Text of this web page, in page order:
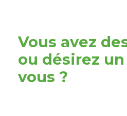
Vous avez
ou désirez
vous ?